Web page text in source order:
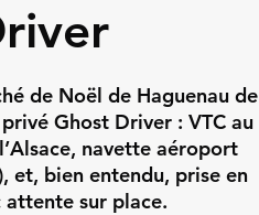
de Noël de Haguenau de
Ghost Driver : VTC au
navette aéroport
et, bien entendu, prise en
attente sur place.